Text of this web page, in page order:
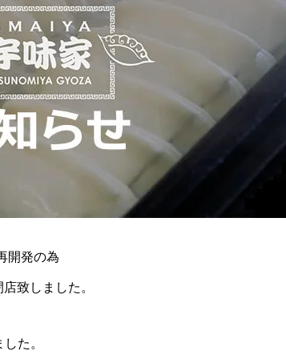
開発の為
致しました。
た。